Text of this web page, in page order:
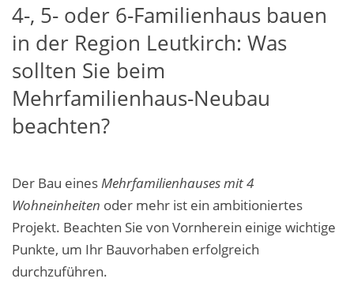
4-, 5- oder 6-Familienhaus bauen
in der Region Leutkirch: Was
sollten Sie beim
Mehrfamilienhaus-Neubau
beachten?
Der Bau einesMehrfamilienhauses mit 4
Wohneinheiten oder mehr ist ein ambitioniertes
Projekt. Beachten Sie von Vornherein einige wichtige
Punkte, um Ihr Bauvorhaben erfolgreich
durchzuführen.